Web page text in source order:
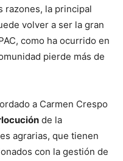
razones, la principal
volver a ser la gran
como ha ocurrido en
pierde más de
a Carmen Crespo
de la
agrarias, que tienen
con la gestión de